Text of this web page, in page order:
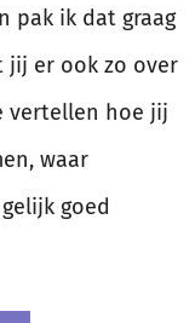
pak ik dat graag
jij er ook zo over
vertellen hoe jij
waar
goed